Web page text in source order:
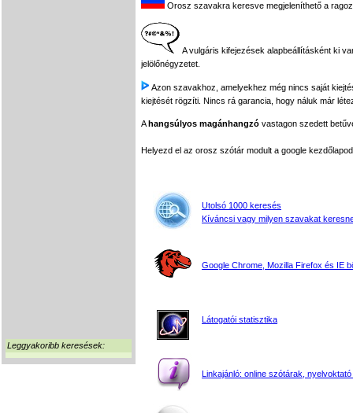
Leggyakoribb keresések:
Orosz szavakra keresve megjeleníthető a
A vulgáris kifejezések alapbeállításként ki
jelölőnégyzetet.
Azon szavakhoz, amelyekhez még nincs saját
kiejtését rögzíti. Nincs rá garancia, hogy náluk már
Ahangsúlyos magánhangzó vastagon szedett
Helyezd el az orosz szótár modult a google
Utolsó 1000 keresés
Kíváncsi vagy milyen szavakat
Google Chrome, Mozilla Firefox és IE
Látogatói statisztika
Linkajánló: online szótárak, nyelvoktató